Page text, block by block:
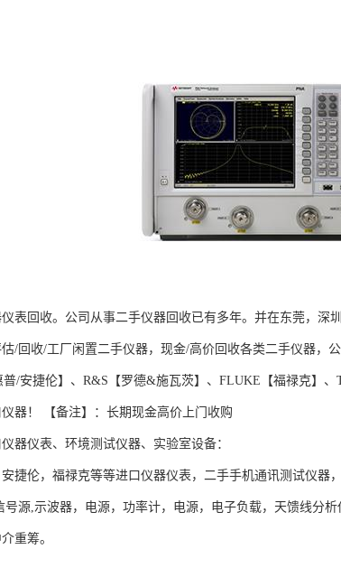
表回收。公司从事二手仪器回收已有多年。并在东莞，深
/回收/工厂闲置二手仪器，现金/高价回收各类二手仪器，
普/安捷伦】、R&S【罗德&施瓦茨】、FLUKE【福禄克】
器！ 【备注】：长期现金高价上门收购
器仪表、环境测试仪器、实验室设备：
安捷伦，福禄克等等进口仪器仪表，二手手机通讯测试仪
号源,示波器，电源，功率计，电源，电子负载，天馈线分
重筹。